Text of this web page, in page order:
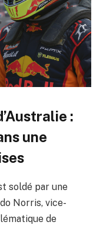
:
une
soldé par une
Norris, vice-
de